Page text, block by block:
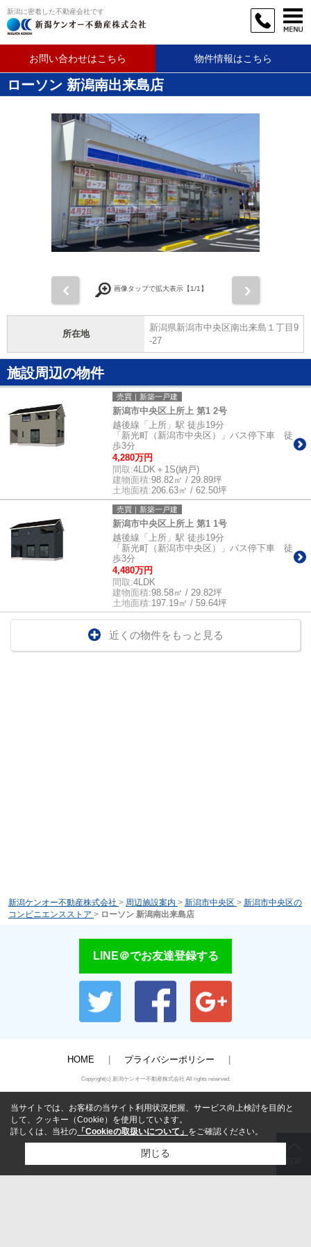
新潟に密着した不動産会社です
お問い合わせはこちら 物件情報はこちら
ローソン 新潟南出来島店
画像タップで拡大表示【1/1】
所在地
新潟県新潟市中央区南出来島１丁目9
-27
施設周辺の物件
売買｜新築一戸建
新潟市中央区上所上 第1 2号
越後線「上所」駅 徒歩19分
「新光町（新潟市中央区）」バス停下車 徒
歩3分
4,280万円
間取:4LDK＋1S(納戸)
建物面積:98.82㎡ / 29.89坪
土地面積:206.63㎡ / 62.50坪
売買｜新築一戸建
新潟市中央区上所上 第1 1号
越後線「上所」駅 徒歩19分
「新光町（新潟市中央区）」バス停下車 徒
歩3分
4,480万円
間取:4LDK
建物面積:98.58㎡ / 29.82坪
土地面積:197.19㎡ / 59.64坪
近くの物件をもっと見る
新潟ケンオー不動産株式会社 > 周辺施設案内 > 新潟市中央区 > 新潟市中央区の
コンビニエンスストア > ローソン 新潟南出来島店
LINE＠でお友達登録する
HOME プライバシーポリシー
Copyright(c) 新潟ケンオー不動産株式会社 All rights reserved.
当サイトでは、お客様の当サイト利用状況把握、サービス向上検討を目的と
して、クッキー（Cookie）を使用しています。
詳しくは、当社の 「Cookieの取扱いについて」 をご確認ください。
閉じる